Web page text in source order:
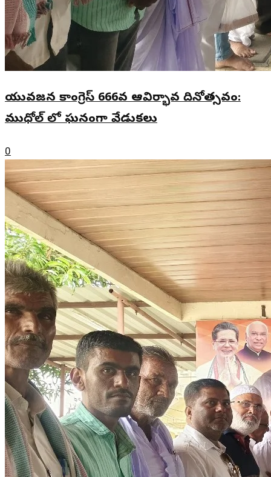
యువజన కాంగ్రెస్ 666వ ఆవిర్భావ దినోత్సవం:
ముధోల్ లో ఘనంగా వేడుకలు
0